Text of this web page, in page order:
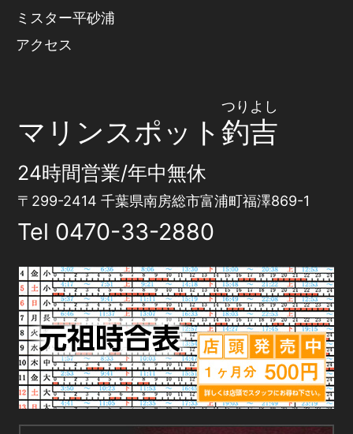
ミスター平砂浦
アクセス
マリンスポット釣吉
つりよし
24時間営業/年中無休
〒299-2414 千葉県南房総市富浦町福澤869-1
Tel 0470-33-2880